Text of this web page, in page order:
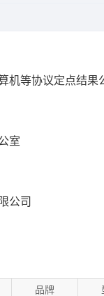
机等协议定点结果
室
公司
品牌